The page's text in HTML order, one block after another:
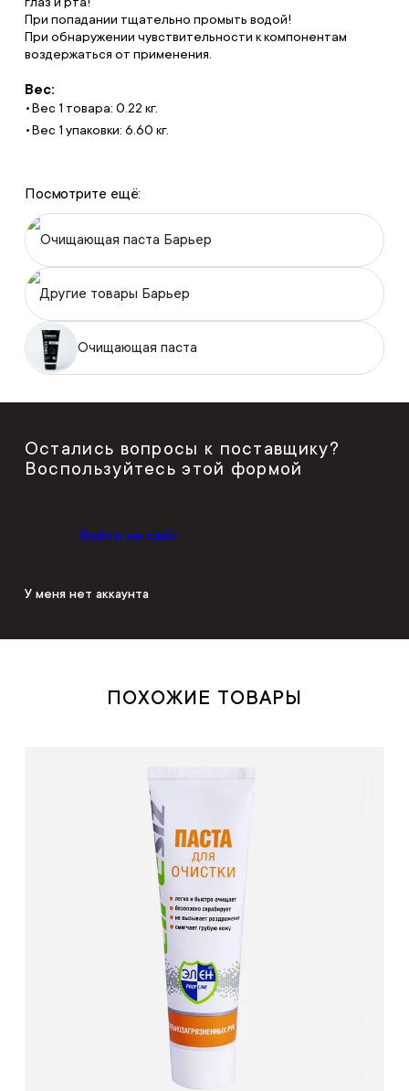
При попадании тщательно промыть водой!
При обнаружении чувствительности к компонентам
воздержаться от применения.
Вес:
Вес 1 товара: 0.22 кг.
Вес 1 упаковки: 6.60 кг.
Посмотрите ещё:
Очищающая паста Барьер
Другие товары Барьер
Очищающая паста
Остались вопросы к поставщику?
Воспользуйтесь этой формой
Войти на сайт
У меня нет аккаунта
ПОХОЖИЕ ТОВАРЫ